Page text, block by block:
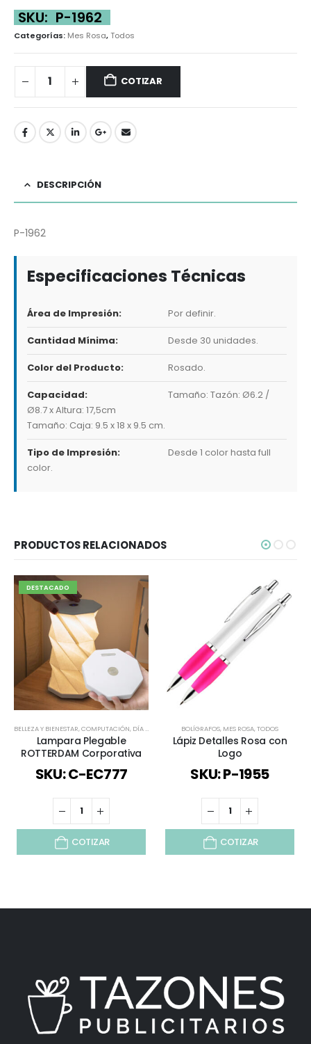
SKU: P-1962
Categorías: Mes Rosa,Todos
COTIZAR
DESCRIPCIÓN
P-1962
Especificaciones Técnicas
Área de Impresión: Por definir.
Cantidad Mínima: Desde 30 unidades.
Color del Producto: Rosado.
Capacidad:
Tamaño: Tazón: Ø6.2 /
Ø8.7 x Altura: 17,5cm
Tamaño: Caja: 9.5 x 18 x 9.5 cm.
Tipo de Impresión:
Desde 1 color hasta full
color.
PRODUCTOS RELACIONADOS
DESTACADO
BELLEZA Y BIENESTAR,COMPUTACIÓN, DÍA DE LA MADRE ,ESCRITORIO,MES ROSA,REGALOS
Lampara Plegable
ROTTERDAM Corporativa
SKU: C-EC777
COTIZAR
BOLÍGRAFOS, MES ROSA,TODOS
Lápiz Detalles Rosa con
Logo
SKU: P-1955
COTIZAR